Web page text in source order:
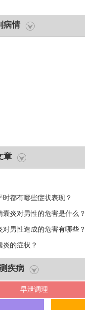
病情
章
都有哪些症状表现？
炎对男性的危害是什么？
男性造成的危害有哪些？
的症状？
疾病
早泄调理